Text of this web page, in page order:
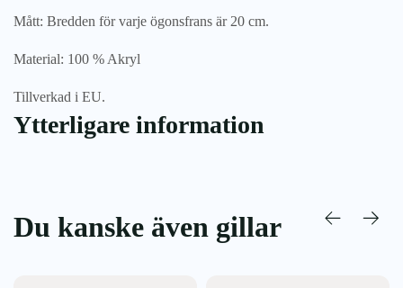
Mått: Bredden för varje ögonsfrans är 20 cm.
Material: 100 % Akryl
Tillverkad i EU.
Ytterligare information
Du kanske även gillar